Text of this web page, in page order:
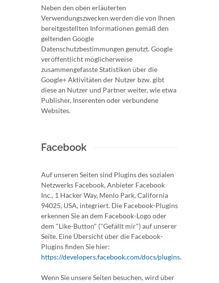
Neben den oben erläuterten
Verwendungszwecken werden die von Ihnen
bereitgestellten Informationen gemäß den
geltenden Google
Datenschutzbestimmungen genutzt. Google
veröffentlicht möglicherweise
zusammengefasste Statistiken über die
Google+ Aktivitäten der Nutzer bzw. gibt
diese an Nutzer und Partner weiter, wie etwa
Publisher, Inserenten oder verbundene
Websites.
Facebook
Auf unseren Seiten sind Plugins des sozialen
Netzwerks Facebook, Anbieter Facebook
Inc., 1 Hacker Way, Menlo Park, California
94025, USA, integriert. Die Facebook-Plugins
erkennen Sie an dem Facebook-Logo oder
dem "Like-Button" ("Gefällt mir") auf unserer
Seite. Eine Übersicht über die Facebook-
Plugins finden Sie hier:
https://developers.facebook.com/docs/plugins.
Wenn Sie unsere Seiten besuchen, wird über